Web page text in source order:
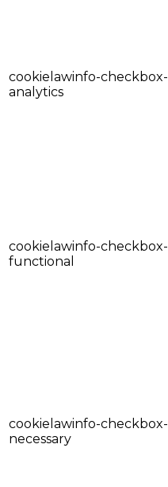
cookielawinfo-checkbox-
analytics
cookielawinfo-checkbox-
functional
cookielawinfo-checkbox-
necessary